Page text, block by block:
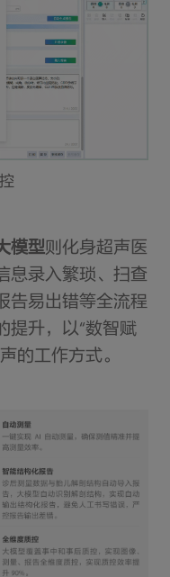
模型则化身超声医
息录入繁琐、扫查
告易出错等全流程
提升，以“数智赋
的工作方式。